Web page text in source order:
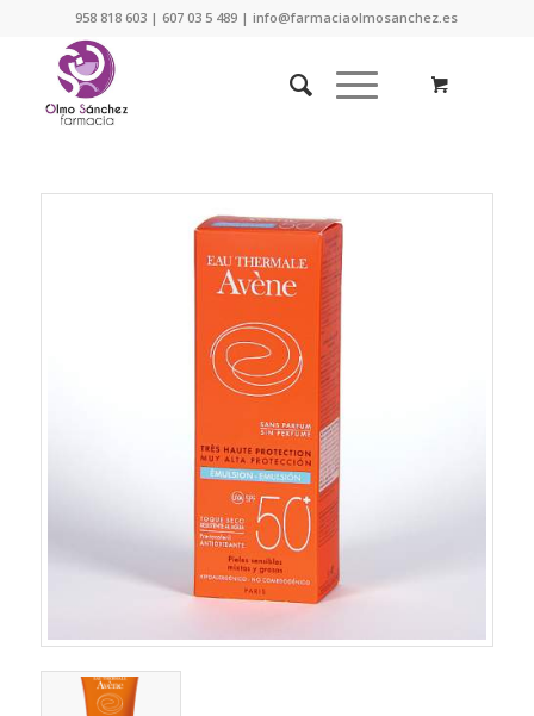
958 818 603 | 607 03 5 489 | info@farmaciaolmosanchez.es